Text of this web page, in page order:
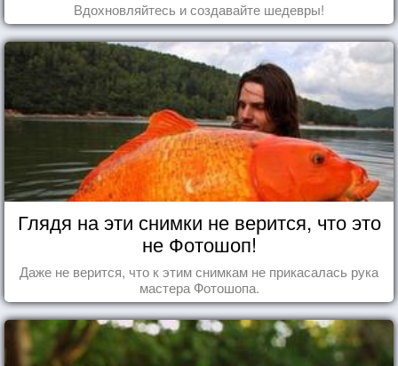
Вдохновляйтесь и создавайте шедевры!
Глядя на эти снимки не верится, что это
не Фотошоп!
Даже не верится, что к этим снимкам не прикасалась рука
мастера Фотошопа.